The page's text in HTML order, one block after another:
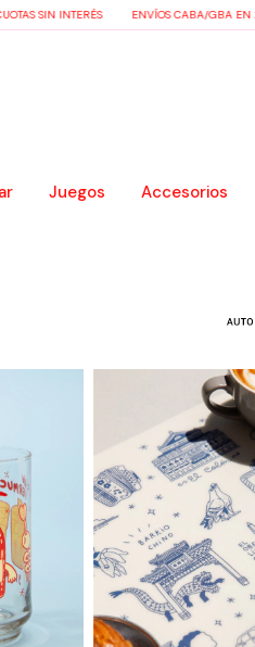
INTERÉS ENVÍOS CABA/GBA EN 24HS -
Juegos Accesorios